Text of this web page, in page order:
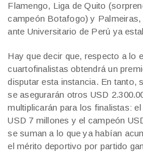
Flamengo, Liga de Quito
campeón Botafogo) y Palmeiras,
ante Universitario de Perú ya
Hay que decir que, respecto a lo
cuartofinalistas obtendrá un
disputar esta instancia. En tanto,
se asegurarán otros USD
multiplicarán para los finalistas:
USD 7 millones y el campeón
se suman a lo que ya habían
el mérito deportivo por partido